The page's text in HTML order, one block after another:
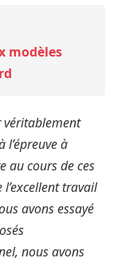
modèles
véritablement
l’épreuve à
au cours de ces
travail
avons essayé
nous avons